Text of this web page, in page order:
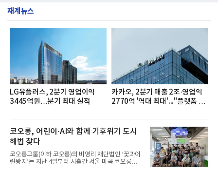
증을 한국백혈병
까지 수집된 소비자 빅데이터 3,702,555건을 분석한
치다.연구소에 따르면 7월 생수 브랜드평판 순위는 삼
다수, 백산수, 동원샘물, 스파클, 아이시스, 에비앙,
몽베스트, 크리스탈, 풀무원샘물, 평창수, 지리산수,
재계뉴스
LG유플러스, 2분기 영업이익
3445억원…분기 최대 실적
카카오, 2분기 매출 2조·영업익
2770억 '역대 최대'..."플랫폼 사
코오롱, 어린이·AI와 함께 기후위기 도시
해법 찾다
코오롱그룹(이하 코오롱)의 비영리 재단법인 ‘꽃과어
린왕자’는 지난 4일부터 사흘간 서울 마곡 코오롱원